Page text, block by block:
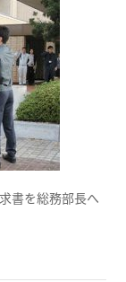
書を総務部長へ